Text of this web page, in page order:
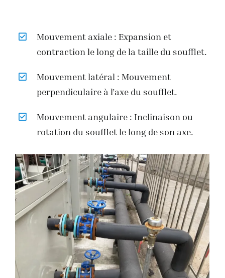
Mouvement axiale : Expansion et
contraction le long de la taille du soufflet.
Mouvement latéral : Mouvement
perpendiculaire à l’axe du soufflet.
Mouvement angulaire : Inclinaison ou
rotation du soufflet le long de son axe.